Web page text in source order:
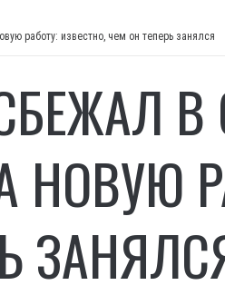
работу: известно, чем он теперь занялся
НОВУЮ